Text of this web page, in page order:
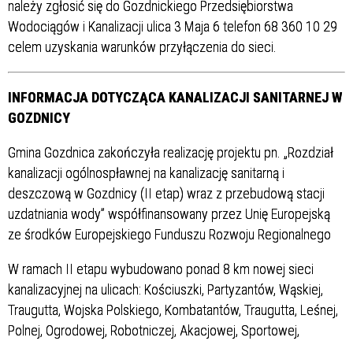
należy zgłosić się do Gozdnickiego Przedsiębiorstwa
Wodociągów i Kanalizacji ulica 3 Maja 6 telefon 68 360 10 29
celem uzyskania warunków przyłączenia do sieci.
INFORMACJA DOTYCZĄCA KANALIZACJI SANITARNEJ W
GOZDNICY
Gmina Gozdnica zakończyła realizację projektu pn. „Rozdział
kanalizacji ogólnospławnej na kanalizację sanitarną i
deszczową w Gozdnicy (II etap) wraz z przebudową stacji
uzdatniania wody” współfinansowany przez Unię Europejską
ze środków Europejskiego Funduszu Rozwoju Regionalnego
W ramach II etapu wybudowano ponad 8 km nowej sieci
kanalizacyjnej na ulicach: Kościuszki, Partyzantów, Wąskiej,
Traugutta, Wojska Polskiego, Kombatantów, Traugutta, Leśnej,
Polnej, Ogrodowej, Robotniczej, Akacjowej, Sportowej,